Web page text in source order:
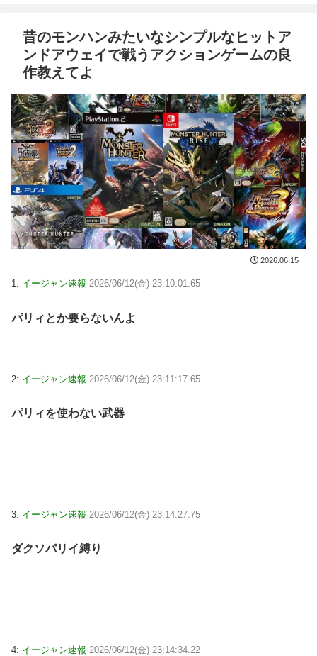
昔のモンハンみたいなシンプルなヒットア
ンドアウェイで戦うアクションゲームの良
作教えてよ
2026.06.15
1: イージャン速報 2026/06/12(金) 23:10:01.65
パリィとか要らないんよ
2: イージャン速報 2026/06/12(金) 23:11:17.65
パリィを使わない武器
3: イージャン速報 2026/06/12(金) 23:14:27.75
ダクソパリイ縛り
4: イージャン速報 2026/06/12(金) 23:14:34.22